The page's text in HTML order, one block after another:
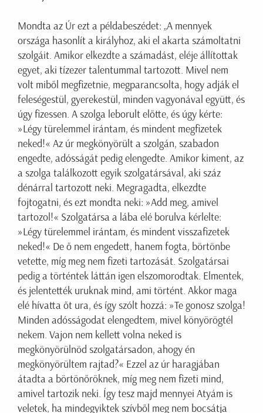
Mondta az Úr ezt a példabeszédet: „A mennyek
országa hasonlít a királyhoz, aki el akarta számoltatni
szolgáit. Amikor elkezdte a számadást, eléje állítottak
egyet, aki tízezer talentummal tartozott. Mivel nem
volt miből megfizetnie, megparancsolta, hogy adják el
feleségestül, gyerekestül, minden vagyonával együtt, és
úgy fizessen. A szolga leborult előtte, és úgy kérte:
»Légy türelemmel irántam, és mindent megfizetek
neked!« Az úr megkönyörült a szolgán, szabadon
engedte, adósságát pedig elengedte. Amikor kiment, az
a szolga találkozott egyik szolgatársával, aki száz
dénárral tartozott neki. Megragadta, elkezdte
fojtogatni, és ezt mondta neki: »Add meg, amivel
tartozol!« Szolgatársa a lába elé borulva kérlelte:
»Légy türelemmel irántam, és mindent visszafizetek
neked!« De ő nem engedett, hanem fogta, börtönbe
vetette, míg meg nem fizeti tartozását. Szolgatársai
pedig a történtek láttán igen elszomorodtak. Elmentek,
és jelentették uruknak mind, ami történt. Akkor maga
elé hívatta őt ura, és így szólt hozzá: »Te gonosz szolga!
Minden adósságodat elengedtem, mivel könyörögtél
nekem. Vajon nem kellett volna neked is
megkönyörülnöd szolgatársadon, ahogy én
megkönyörültem rajtad?« Ezzel az úr haragjában
átadta a börtönőröknek, míg meg nem fizeti mind,
amivel tartozik neki. Így tesz majd mennyei Atyám is
veletek, ha mindegyiktek szívből meg nem bocsátja